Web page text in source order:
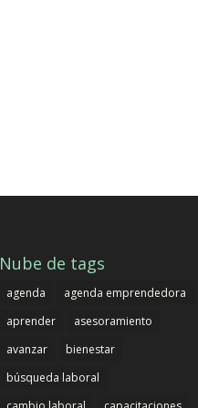
Nube de tags
agenda
agenda emprendedora
aprender
asesoramiento
avanzar
bienestar
búsqueda laboral